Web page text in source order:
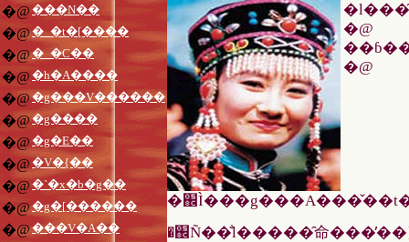
�@ ���N��
�@�_�t�[����
�@�_�C��
�@ �h�A����
�@�g���V������
�@�g����
�@ �g�E��
�@ �V�{��
�@ �`�x�b�g��
�@�g�[������
�@���V�A��
�@
�@
�֌Ñ��̐l�����̑命